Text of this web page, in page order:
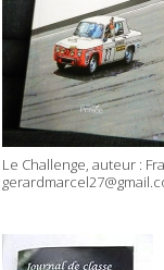
Le Challenge, auteur :